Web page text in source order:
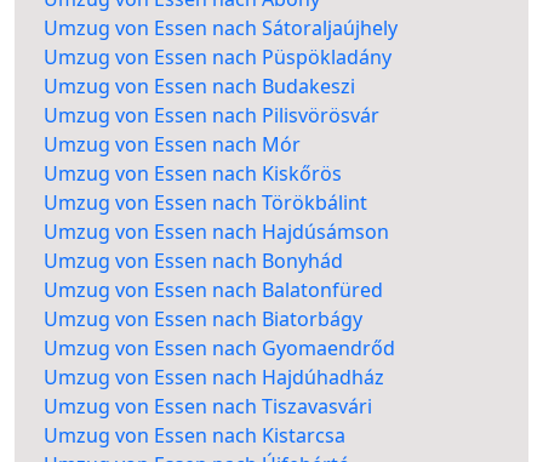
Umzug von Essen nach Sátoraljaújhely
Umzug von Essen nach Püspökladány
Umzug von Essen nach Budakeszi
Umzug von Essen nach Pilisvörösvár
Umzug von Essen nach Mór
Umzug von Essen nach Kiskőrös
Umzug von Essen nach Törökbálint
Umzug von Essen nach Hajdúsámson
Umzug von Essen nach Bonyhád
Umzug von Essen nach Balatonfüred
Umzug von Essen nach Biatorbágy
Umzug von Essen nach Gyomaendrőd
Umzug von Essen nach Hajdúhadház
Umzug von Essen nach Tiszavasvári
Umzug von Essen nach Kistarcsa